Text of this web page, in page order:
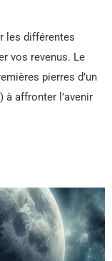
les différentes
vos revenus. Le
pierres d’un
à affronter l’avenir